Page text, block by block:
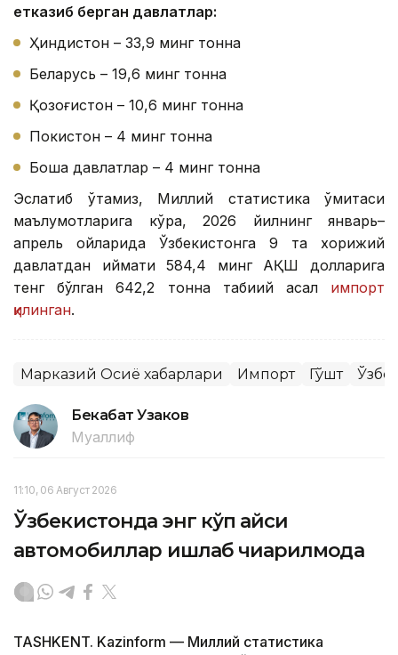
етказиб берган давлатлар:
Ҳиндистон – 33,9 минг тонна
Беларусь – 19,6 минг тонна
Қозоғистон – 10,6 минг тонна
Покистон – 4 минг тонна
Бошқа давлатлар – 4 минг тонна
Эслатиб ўтамиз, Миллий статистика қўмитаси
маълумотларига кўра, 2026 йилнинг январь–
апрель ойларида Ўзбекистонга 9 та хорижий
давлатдан қиймати 584,4 минг АҚШ долларига
тенг бўлган 642,2 тонна табиий асал импорт
қилинган.
Марказий Осиё хабарлари Импорт Гўшт
Бекабат Узаков
Муаллиф
11:10, 06 Август 2026
Ўзбекистонда энг кўп қайси
автомобиллар ишлаб чиқарилмоқда
TASHKENT. Kazinform — Миллий статистика